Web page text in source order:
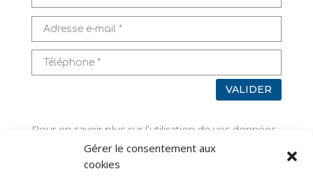
Gérer le consentement aux
cookies
VALIDER
Pour en savoir plus sur l’utilisation de vos données,
rendez-vous surMentions légales